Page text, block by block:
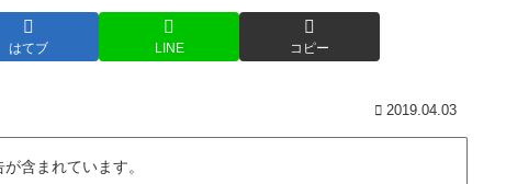
はてブ LINE コピー
2019.04.03
含まれています。